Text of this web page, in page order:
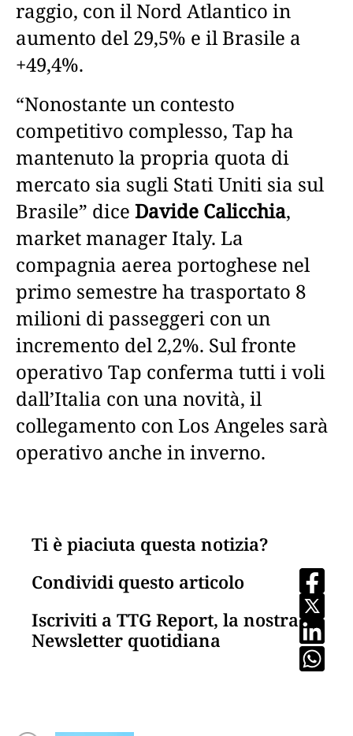
raggio, con il Nord Atlantico in
aumento del 29,5% e il Brasile a
+49,4%.
“Nonostante un contesto
competitivo complesso, Tap ha
mantenuto la propria quota di
mercato sia sugli Stati Uniti sia sul
Brasile” dice Davide Calicchia,
market manager Italy. La
compagnia aerea portoghese nel
primo semestre ha trasportato 8
milioni di passeggeri con un
incremento del 2,2%. Sul fronte
operativo Tap conferma tutti i voli
dall’Italia con una novità, il
collegamento con Los Angeles sarà
operativo anche in inverno.
Ti è piaciuta questa notizia?
Condividi questo articolo
Iscriviti a TTG Report, la nostra
Newsletter quotidiana